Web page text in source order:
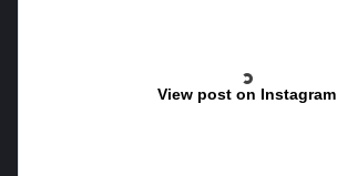
View post on Instagram